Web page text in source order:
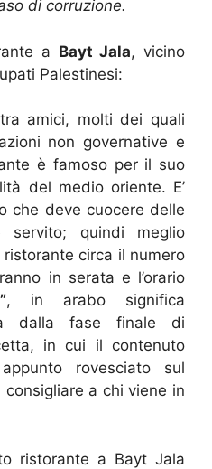
di corruzione.
a Bayt Jala, vicino
Palestinesi:
amici, molti dei quali
non governative e
è famoso per il suo
del medio oriente. E’
che deve cuocere delle
quindi meglio
circa il numero
in serata e l’orario
, in arabo significa
dalla fase finale di
in cui il contenuto
rovesciato sul
a chi viene in
ristorante a Bayt Jala